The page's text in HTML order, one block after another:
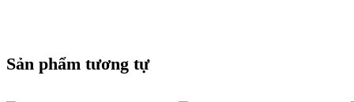
Sản phẩm tương tự